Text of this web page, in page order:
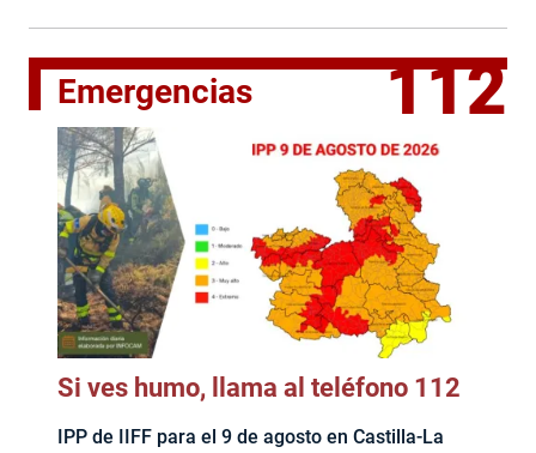
Emergencias 112
Si ves humo, llama al teléfono 112
IPP de IIFF para el 9 de agosto en Castilla-La